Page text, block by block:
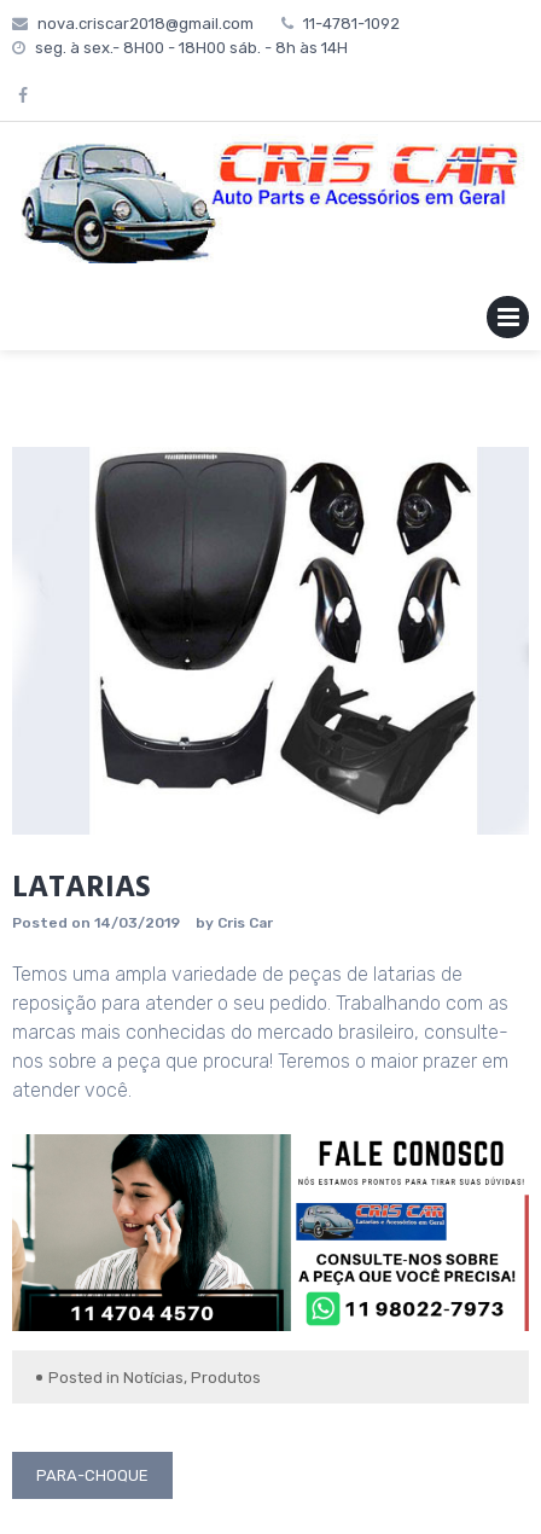
Skip
to
nova.criscar2018@gmail.com
11-4781-1092
seg. à sex.- 8H00 - 18H00 sáb. - 8h às 14H
LATARIAS
Posted on 14/03/2019 by Cris Car
Temos uma ampla variedade de peças de latarias de
reposição para atender o seu pedido. Trabalhando com as
marcas mais conhecidas do mercado brasileiro, consulte-
nos sobre a peça que procura! Teremos o maior prazer em
atender você.
Posted in Notícias, Produtos
Navegação
PARA-CHOQUE